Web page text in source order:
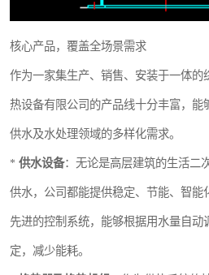
核心产品，覆盖全场景需求
作为一家集生产、销售、安装于一体的
热设备有限公司的产品线十分丰富，能
供水及水处理领域的多样化需求。
* 供水设备：无论是高层建筑的生活二
供水，公司都能提供稳定、节能、智能
先进的控制系统，能够根据用水量自动
定，减少能耗。